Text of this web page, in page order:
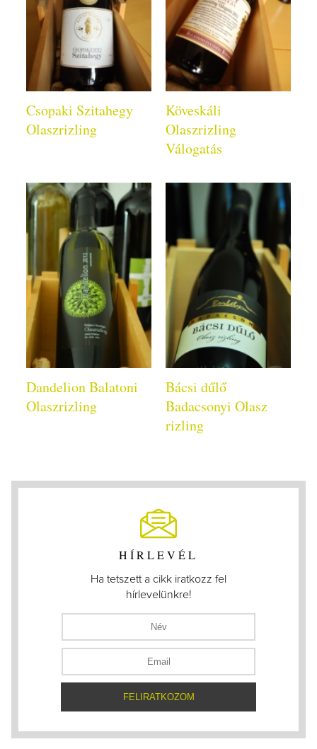
Csopaki Szitahegy
Olaszrizling
Köveskáli
Olaszrizling
Válogatás
Dandelion Balatoni
Olaszrizling
Bácsi dűlő
Badacsonyi Olasz
rizling
HÍRLEVÉL
Ha tetszett a cikk iratkozz fel
hírlevelünkre!